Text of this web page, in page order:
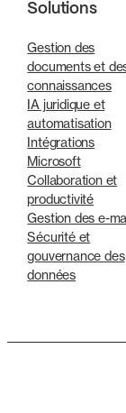
Solutions
Gestion des
documents et
connaissances
IA juridique et
automatisation
Intégrations
Microsoft
Collaboration et
productivité
Gestion des e-
Sécurité et
gouvernance des
données